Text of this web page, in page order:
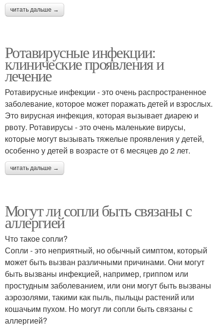
читать дальше →
Ротавирусные инфекции:
клинические проявления и
лечение
Ротавирусные инфекции - это очень распространенное
заболевание, которое может поражать детей и взрослых.
Это вирусная инфекция, которая вызывает диарею и
рвоту. Ротавирусы - это очень маленькие вирусы,
которые могут вызывать тяжелые проявления у детей,
особенно у детей в возрасте от 6 месяцев до 2 лет.
читать дальше →
Могут ли сопли быть связаны с
аллергией
Что такое сопли?
Сопли - это неприятный, но обычный симптом, который
может быть вызван различными причинами. Они могут
быть вызваны инфекцией, например, гриппом или
простудным заболеванием, или они могут быть вызваны
аэрозолями, такими как пыль, пыльцы растений или
кошачьим пухом. Но могут ли сопли быть связаны с
аллергией?